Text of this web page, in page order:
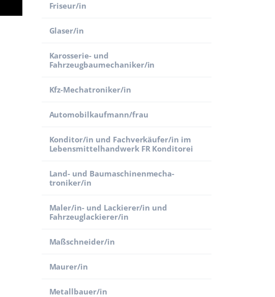
Friseur/in
Glaser/in
Karosserie- und
Fahrzeugbaumechaniker/in
Kfz-Mechatroniker/in
Automobilkaufmann/frau
Konditor/in und Fachverkäufer/in im
Lebensmittelhandwerk FR Konditorei
Land- und Bau­maschinen­mecha­
troniker/in
Maler/in- und Lackierer/in und
Fahrzeuglackierer/in
Maßschneider/in
Maurer/in
Metallbauer/in